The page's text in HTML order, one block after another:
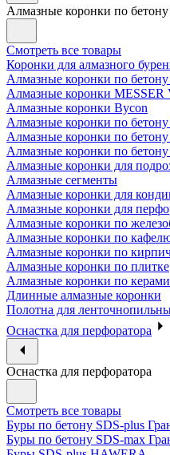
Алмазные коронки по бетону
Смотреть все товары
Коронки для алмазного
Алмазные коронки по
Алмазные коронки MESSER
Алмазные коронки Bycon
Алмазные коронки по
Алмазные коронки по бетону
Алмазные коронки по
Алмазные коронки для
Алмазные сегменты
Алмазные коронки для
Алмазные коронки для
Алмазные коронки по
Алмазные коронки по
Алмазные коронки по
Алмазные коронки по плитке
Алмазные коронки по
Длинные алмазные коронки
Полотна для
Оснастка для перфоратора
Оснастка для перфоратора
Смотреть все товары
Буры по бетону SDS-plus
Буры по бетону SDS-max